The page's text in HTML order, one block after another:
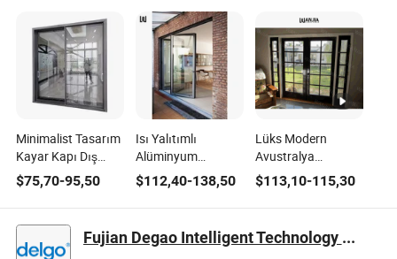
Minimalist Tasarım
Kayar Kapı Dış
Mekan Teras
Alüminyum Kapı
Balkon Kayar Cam
Kapılar
$75,70-95,50
Isı Yalıtımlı
Alüminyum
Akordeon Cam
Alüminyum
Katlanır Teras Dış
$112,40-138,50
Lüks Modern
Avustralya
Standart Açılır
Alüminyum Dış
Fransız Kapısı
$113,10-115,30
Fujian Degao Intelligent Technology Co., Ltd.